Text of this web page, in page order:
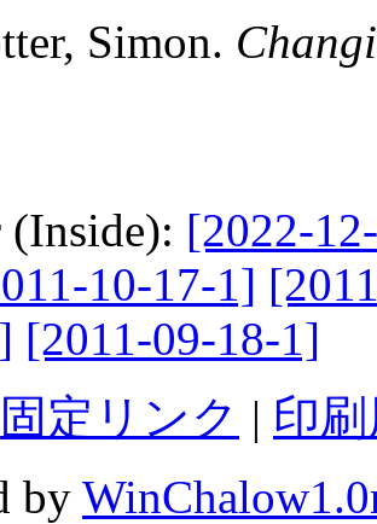
Simon.
(Inside): [2022-
10-17-1]
[2011-09-18-1]
固定リンク | 印
by